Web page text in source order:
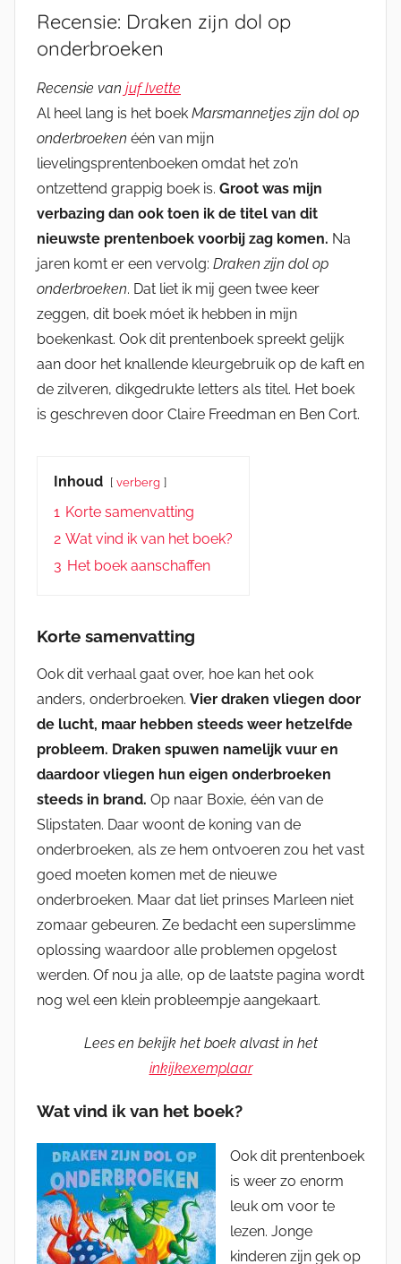
Recensie: Draken zijn dol op
onderbroeken
Recensie van juf Ivette
Al heel lang is het boek Marsmannetjes zijn dol op
onderbroeken één van mijn
lievelingsprentenboeken omdat het zo’n
ontzettend grappig boek is. Groot was mijn
verbazing dan ook toen ik de titel van dit
nieuwste prentenboek voorbij zag komen. Na
jaren komt er een vervolg: Draken zijn dol op
onderbroeken. Dat liet ik mij geen twee keer
zeggen, dit boek móet ik hebben in mijn
boekenkast. Ook dit prentenboek spreekt gelijk
aan door het knallende kleurgebruik op de kaft en
de zilveren, dikgedrukte letters als titel. Het boek
is geschreven door Claire Freedman en Ben Cort.
Inhoud verberg
1 Korte samenvatting
2 Wat vind ik van het boek?
3 Het boek aanschaffen
Korte samenvatting
Ook dit verhaal gaat over, hoe kan het ook
anders, onderbroeken. Vier draken vliegen door
de lucht, maar hebben steeds weer hetzelfde
probleem. Draken spuwen namelijk vuur en
daardoor vliegen hun eigen onderbroeken
steeds in brand. Op naar Boxie, één van de
Slipstaten. Daar woont de koning van de
onderbroeken, als ze hem ontvoeren zou het vast
goed moeten komen met de nieuwe
onderbroeken. Maar dat liet prinses Marleen niet
zomaar gebeuren. Ze bedacht een superslimme
oplossing waardoor alle problemen opgelost
werden. Of nou ja alle, op de laatste pagina wordt
nog wel een klein probleempje aangekaart.
Lees en bekijk het boek alvast in het
inkijkexemplaar
Wat vind ik van het boek?
Ook dit prentenboek
is weer zo enorm
leuk om voor te
lezen. Jonge
kinderen zijn gek op